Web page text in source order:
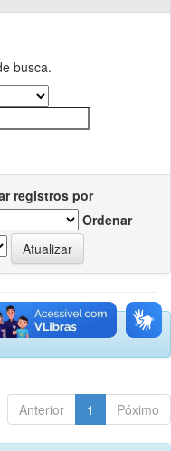
busca.
registros por
Ordenar
Anterior 1 Póximo